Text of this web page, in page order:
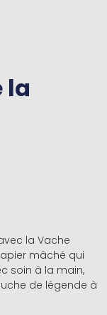
la
la Vache
mâché qui
soin à la main,
de légende à